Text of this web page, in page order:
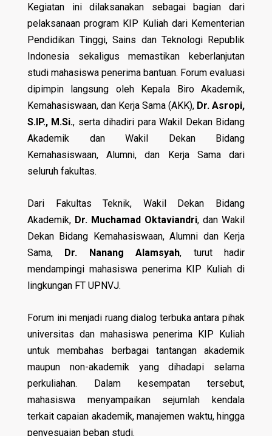
Kegiatan ini dilaksanakan sebagai bagian dari
pelaksanaan program KIP Kuliah dari Kementerian
Pendidikan Tinggi, Sains dan Teknologi Republik
Indonesia sekaligus memastikan keberlanjutan
studi mahasiswa penerima bantuan. Forum evaluasi
dipimpin langsung oleh Kepala Biro Akademik,
Kemahasiswaan, dan Kerja Sama (AKK), Dr. Asropi,
S.IP., M.Si., serta dihadiri para Wakil Dekan Bidang
Akademik dan Wakil Dekan Bidang
Kemahasiswaan, Alumni, dan Kerja Sama dari
seluruh fakultas.
Dari Fakultas Teknik, Wakil Dekan Bidang
Akademik, Dr. Muchamad Oktaviandri, dan Wakil
Dekan Bidang Kemahasiswaan, Alumni dan Kerja
Sama, Dr. Nanang Alamsyah, turut hadir
mendampingi mahasiswa penerima KIP Kuliah di
lingkungan FT UPNVJ.
Forum ini menjadi ruang dialog terbuka antara pihak
universitas dan mahasiswa penerima KIP Kuliah
untuk membahas berbagai tantangan akademik
maupun non-akademik yang dihadapi selama
perkuliahan. Dalam kesempatan tersebut,
mahasiswa menyampaikan sejumlah kendala
terkait capaian akademik, manajemen waktu, hingga
penyesuaian beban studi.